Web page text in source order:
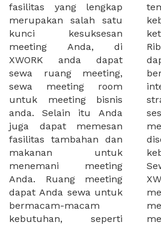
fasilitas yang lengkap
merupakan salah satu
kunci kesuksesan
meeting Anda, di
XWORK anda dapat
sewa ruang meeting,
sewa meeting room
untuk meeting bisnis
anda. Selain itu Anda
juga dapat memesan
fasilitas tambahan dan
makanan untuk
menemani meeting
Anda. Ruang meeting
dapat Anda sewa untuk
bermacam-macam
kebutuhan, seperti
tempat duduk sesuai
kebutuhan dan
ketersediaan ruangan.
Ribuan ruang meeting
dapat Anda pilih
berdasarkan corak
interior, lokasi yang
strategis, harga yang
sesuai dengan budget
meeting Anda, ataupun
disesuaikan dengan
kebutuhan klien Anda.
Sewa meeting room di
XWORK akan
mempermudah
meeting Anda dan
membuat klien Anda